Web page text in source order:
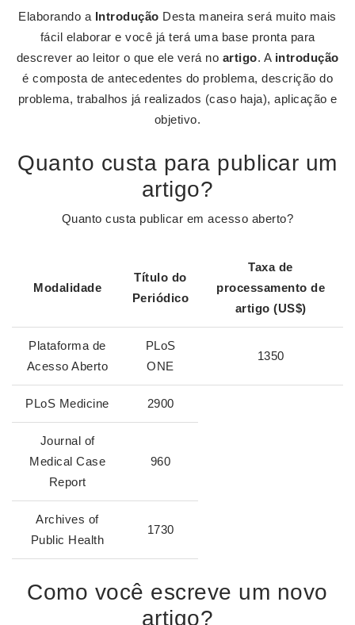
Elaborando a Introdução Desta maneira será muito mais
fácil elaborar e você já terá uma base pronta para
descrever ao leitor o que ele verá no artigo. A introdução
é composta de antecedentes do problema, descrição do
problema, trabalhos já realizados (caso haja), aplicação e
objetivo.
Quanto custa para publicar um
artigo?
Quanto custa publicar em acesso aberto?
Modalidade
Título do
Periódico
Taxa de
processamento de
artigo (US$)
Plataforma de
Acesso Aberto
PLoS
ONE
1350
PLoS Medicine 2900
Journal of
Medical Case
Report
960
Archives of
Public Health
1730
Como você escreve um novo
artigo?